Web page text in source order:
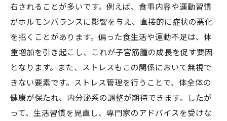
治療における個別対応の重要性
最新の治療実績とその評価
患者による治療法の考慮
症状が現れにくい内分泌系難病の予防策とは
生活習慣の見直しがもたらす効果
予防に有効な食生活
運動習慣による健康維持
右されることが多いです。例えば、食事内容や運動習慣
がホルモンバランスに影響を与え、直接的に症状の悪化
を招くことがあります。偏った食生活や運動不足は、体
重増加を引き起こし、これが子宮筋腫の成長を促す要因
となります。また、ストレスもこの関係において無視で
きない要素です。ストレス管理を行うことで、体全体の
健康が保たれ、内分泌系の調整が期待できます。したが
って、生活習慣を見直し、専門家のアドバイスを受けな